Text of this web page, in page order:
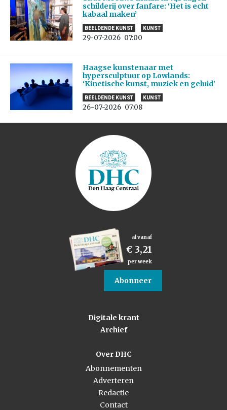
schilderij over fanfare: ‘Het is echt
kabaal maken’
BEELDENDE KUNST KUNST
29-07-2026 07:00
Haagse kunstenaar met
hypersculptuur op Lowlands:
‘Kinetische kunst, muziek en geluid’
BEELDENDE KUNST KUNST
26-07-2026 07:08
al vanaf
€ 3,21
per week
Abonneer
Digitale krant
Archief
Over DHC
Abonnementen
Adverteren
Redactie
Contact